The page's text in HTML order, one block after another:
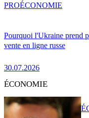
Pourquoi l'Ukraine prend
vente en ligne russe
30.07.2026
PROÉCONOMIE
ÉCONOMIE